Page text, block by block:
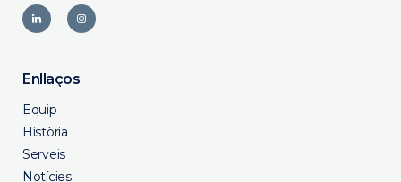
Enllaços
Equip
Història
Serveis
Notícies